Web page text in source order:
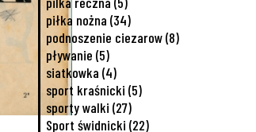
piłka nożna (34)
podnoszenie ciezarow(8)
pływanie (5)
siatkowka (4)
sport kraśnicki (5)
sporty walki (27)
Sport świdnicki (22)